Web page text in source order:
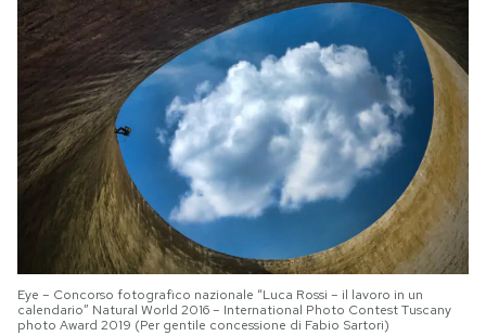
Eye – Concorso fotografico nazionale “Luca Rossi – il lavoro in un
calendario” Natural World 2016 – International Photo Contest Tuscany
photo Award 2019 (Per gentile concessione di Fabio Sartori)